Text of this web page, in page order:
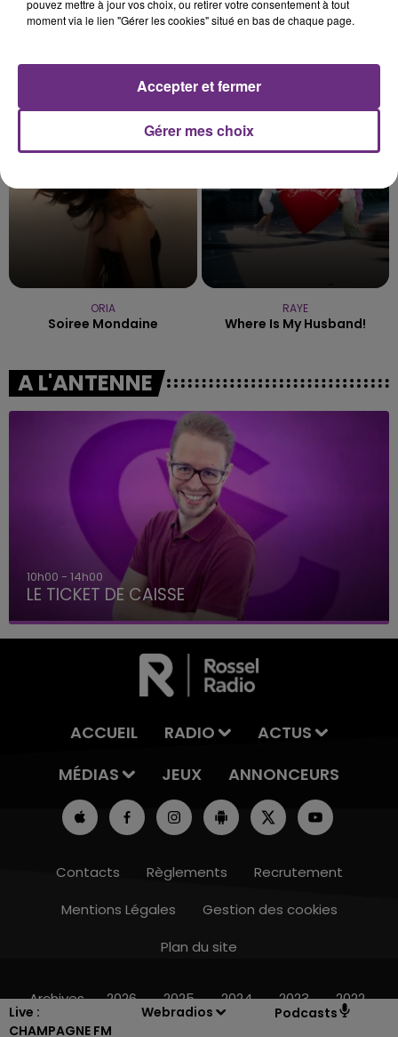
Live :
CHAMPAGNE FM
Webradios Podcasts
C'était l'une des institutions du centre-ville
TITRES DIFFUSÉS
ORIA
Soiree Mondaine
19h22
19h22
RAYE
Where Is My Husband!
A L'ANTENNE
10h00 - 14h00
LE TICKET DE CAISSE
ACCUEIL RADIO
ACTUS
MÉDIAS
JEUX ANNONCEURS
Contacts Règlements
Recrutement
Mentions Légales
Gestion des cookies
Plan du site
Archives 2026 2025 2024 2023 2022
pouvez mettre à jour vos choix, ou retirer votre consentement à tout
moment via le lien "Gérer les cookies" situé en bas de chaque page.
Gérer mes choix
Accepter et fermer